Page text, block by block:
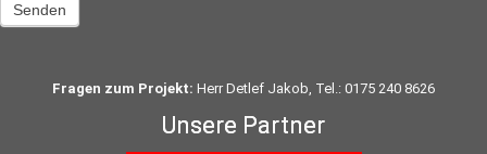
Senden
Fragen zum Projekt: Herr Detlef Jakob, Tel.: 0175 240 8626
Unsere Partner